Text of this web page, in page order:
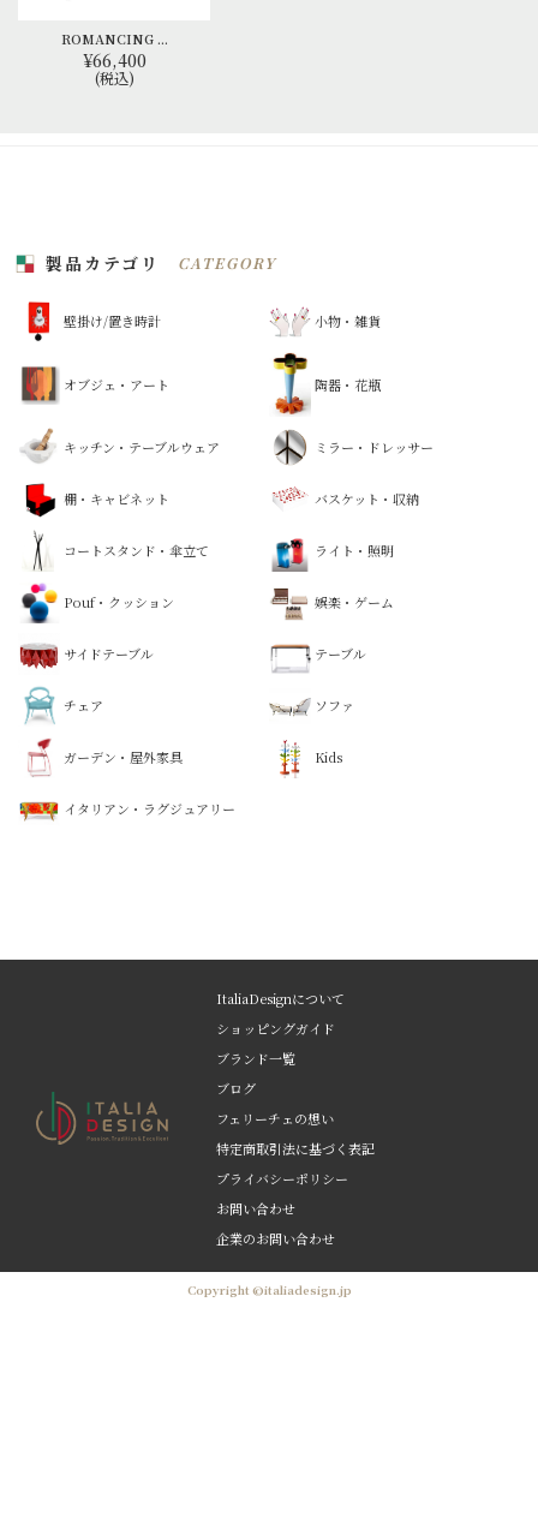
ROMANCING ...
¥66,400
(税込)
製品カテゴリ CATEGORY
壁掛け/置き時計 小物・雑貨
オブジェ・アート 陶器・花瓶
キッチン・テーブルウェア ミラー・ドレッサー
棚・キャビネット バスケット・収納
コートスタンド・傘立て ライト・照明
Pouf・クッション 娯楽・ゲーム
サイドテーブル テーブル
チェア ソファ
ガーデン・屋外家具 Kids
イタリアン・ラグジュアリー
ItaliaDesignについて
ショッピングガイド
ブランド一覧
ブログ
フェリーチェの想い
特定商取引法に基づく表記
プライバシーポリシー
お問い合わせ
企業のお問い合わせ
Copyright ©italiadesign.jp